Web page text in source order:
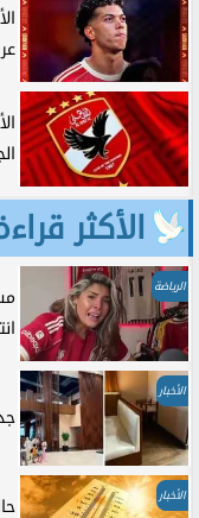
الأكثر
الرياضة
الأخبار
الأخبار